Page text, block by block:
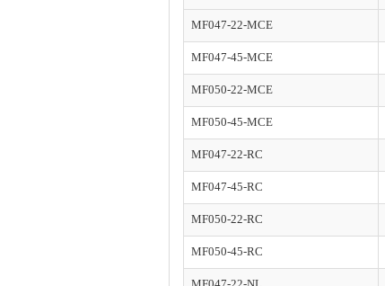
MF047-22-MCE
MF047-45-MCE
MF050-22-MCE
MF050-45-MCE
MF047-22-RC
MF047-45-RC
MF050-22-RC
MF050-45-RC